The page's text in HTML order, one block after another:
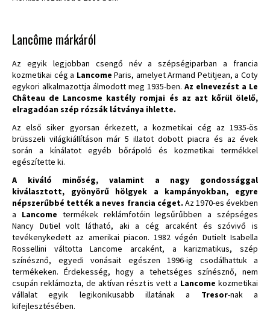
Lancôme márkáról
Az egyik legjobban csengő név a szépségiparban a francia
kozmetikai cég a Lancome Paris, amelyet Armand Petitjean, a Coty
egykori alkalmazottja álmodott meg 1935-ben. Az elnevezést a Le
Château de Lancosme kastély romjai és az azt kőrül ölelő,
elragadóan szép rózsák látványa ihlette.
Az első siker gyorsan érkezett, a kozmetikai cég az 1935-ös
brüsszeli világkiállításon már 5 illatot dobott piacra és az évek
során a kínálatot egyéb bőrápoló és kozmetikai termékkel
egészítette ki.
A kiváló minőség, valamint a nagy gondossággal
kiválasztott, gyönyörű hölgyek a kampányokban, egyre
népszerűbbé tették a neves francia céget. Az 1970-es években
a Lancome termékek reklámfotóin legsűrűbben a szépséges
Nancy Dutiel volt látható, aki a cég arcaként és szóvivő is
tevékenykedett az amerikai piacon. 1982 végén Dutielt Isabella
Rossellini váltotta Lancome arcaként, a karizmatikus, szép
színésznő, egyedi vonásait egészen 1996-ig csodálhattuk a
termékeken. Érdekesség, hogy a tehetséges színésznő, nem
csupán reklámozta, de aktívan részt is vett a Lancome kozmetikai
vállalat egyik legikonikusabb illatának a Tresor-nak a
kifejlesztésében.